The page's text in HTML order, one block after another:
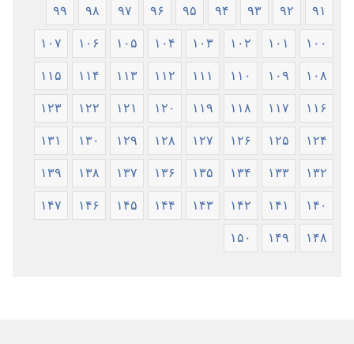
۹۱ ۹۲ ۹۳ ۹۴ ۹۵ ۹۶ ۹۷ ۹۸ ۹۹
۱۰۰ ۱۰۱ ۱۰۲ ۱۰۳ ۱۰۴ ۱۰۵ ۱۰۶ ۱۰۷
۱۰۸ ۱۰۹ ۱۱۰ ۱۱۱ ۱۱۲ ۱۱۳ ۱۱۴ ۱۱۵
۱۱۶ ۱۱۷ ۱۱۸ ۱۱۹ ۱۲۰ ۱۲۱ ۱۲۲ ۱۲۳
۱۲۴ ۱۲۵ ۱۲۶ ۱۲۷ ۱۲۸ ۱۲۹ ۱۳۰ ۱۳۱
۱۳۲ ۱۳۳ ۱۳۴ ۱۳۵ ۱۳۶ ۱۳۷ ۱۳۸ ۱۳۹
۱۴۰ ۱۴۱ ۱۴۲ ۱۴۳ ۱۴۴ ۱۴۵ ۱۴۶ ۱۴۷
۱۴۸ ۱۴۹ ۱۵۰